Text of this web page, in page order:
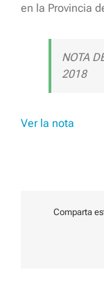
en la Provincia
NOTA
2018
Ver la nota
Comparta